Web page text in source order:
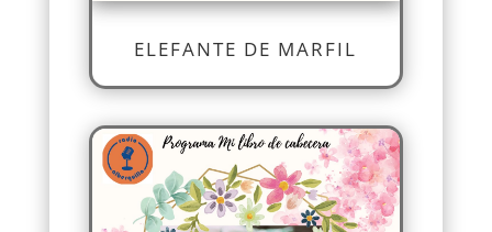
ELEFANTE DE MARFIL